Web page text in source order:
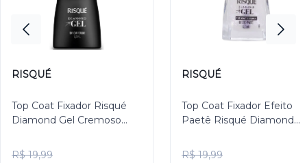
RISQUÉ
Top Coat Fixador Risqué
Diamond Gel Cremoso
R$ 19,99
RISQUÉ
Top Coat Fixador Efeito
Paetê Risqué Diamond
R$ 19,99